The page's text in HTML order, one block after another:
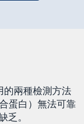
的兩種檢測方法
蛋白）無法可靠
乏。